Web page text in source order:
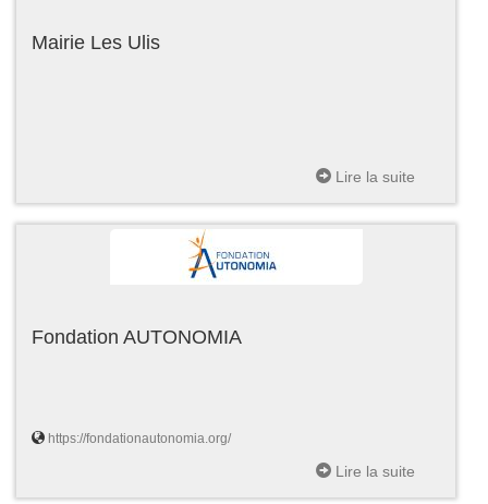
Mairie Les Ulis
Lire la suite
Fondation AUTONOMIA
https://fondationautonomia.org/
Lire la suite